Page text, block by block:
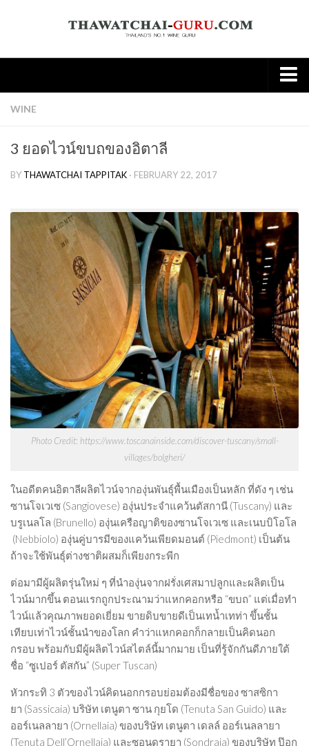
Home
Wine
Old World
Knowledge
Tasting Note
Wine & Food
Spirit
Beer
Cocktail
Travel & Tasted
Food
News
WINE
3 ยอดไวน์ขบถของอิตาลี
BY THAWATCHAI TAPPITAK · FEBRUARY 22, 2017
Photo Credit: https://www.toscanainside.com/discover-tuscany/small-
villages/bolgheri/
ในอดีตคนอิตาลีผลิตไวน์จากองุ่นพันธุ์พื้นเมืองเป็นหลัก ที่ดัง ๆ เช่น
ซานโจเวเซ (Sangiovese) องุ่นประจำแคว้นตัสกานี (Tuscany) และ
บรูเนลโล (Brunello) องุ่นเครือญาติของซานโจเวเซ และเนบบิโอโล
(Nebbiolo) องุ่นคู่บารมีของแคว้นเพียดมอนต์ (Piedmont) เป็นต้น
ถ้าจะใช้พันธุ์ต่างชาติผสมก็เพียงกระพีก
ต่อมามีผู้ผลิตรุ่นใหม่ ๆ ที่นำองุ่นจากฝรั่งเศสมาปลูกและผลิตเป็น
ไวน์มากขึ้น ตอนแรกถูกประณามว่าแหกคอกหรือ “ขบถ” แต่เมื่อทำ
ไวน์แล้วคุณภาพยอดเยี่ยม ขายดิบขายดีเป็นเทน้ำเทท่า ขึ้นชั้น
เทียบเท่าไวน์ชั้นนำของโลก คำว่าแหกคอกก็กลายเป็นคิดนอก
กรอบ พร้อมกับมีผู้ผลิตไวน์สไตล์นี้มากมาย เป็นที่รู้จักกันดีภายใต้
ชื่อ “ซูเปอร์ ตัสกัน” (Super Tuscan)
หัวกระทิ 3 ตัวของไวน์คิดนอกกรอบย่อมต้องมีชื่อของ ซาสซิกา
ยา (Sassicaia) บริษัท เตนูตา ซาน กุยโด (Tenuta San Guido) และ
ออร์เนลลายา (Ornellaia) ของบริษัท เตนูตา เดลล์ ออร์เนลลายา
(Tenuta Dell’Ornellaia) และซอนดรายา (Sondraia) ของบริษัท ป๊อก